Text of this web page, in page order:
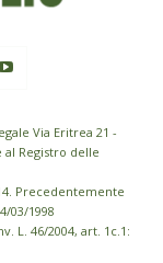
Via Eritrea 21 -
al Registro delle
Precedentemente
03/1998
L. 46/2004, art. 1c.1: